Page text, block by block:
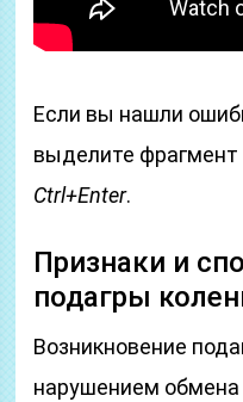
Если вы нашли
выделите
Ctrl+Enter.
Признаки и
подагры
Возникновение
нарушением обмена